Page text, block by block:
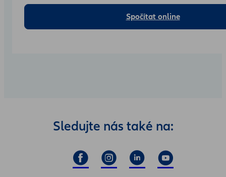
Spočítat online
Sledujte nás také na: